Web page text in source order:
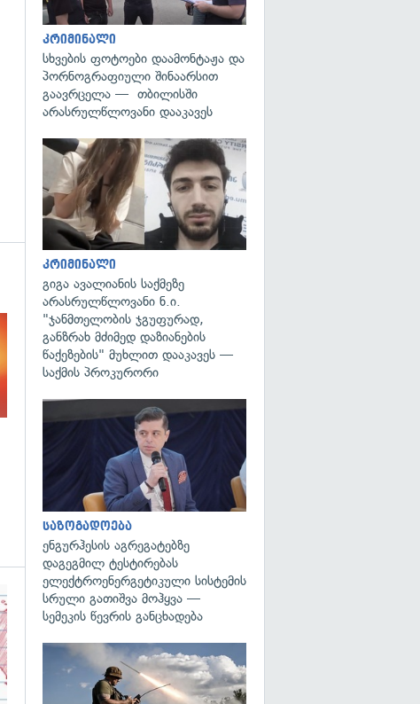
კრიმინალი
სხვების ფოტოები დაამონტაჟა და
პორნოგრაფიული შინაარსით
გაავრცელა — თბილისში
არასრულწლოვანი დააკავეს
კრიმინალი
გიგა ავალიანის საქმეზე
არასრულწლოვანი ნ.ი.
"ჯანმთელობის ჯგუფურად,
განზრახ მძიმედ დაზიანების
წაქეზების" მუხლით დააკავეს —
საქმის პროკურორი
საზოგადოება
ენგურჰესის აგრეგატებზე
დაგეგმილ ტესტირებას
ელექტროენერგეტიკული სისტემის
სრული გათიშვა მოჰყვა —
სემეკის წევრის განცხადება